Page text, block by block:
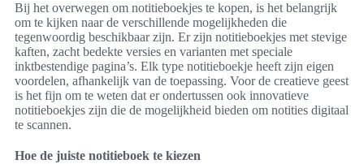
Bij het overwegen om notitieboekjes te kopen, is het belangrijk
om te kijken naar de verschillende mogelijkheden die
tegenwoordig beschikbaar zijn. Er zijn notitieboekjes met stevige
kaften, zacht bedekte versies en varianten met speciale
inktbestendige pagina’s. Elk type notitieboekje heeft zijn eigen
voordelen, afhankelijk van de toepassing. Voor de creatieve geest
is het fijn om te weten dat er ondertussen ook innovatieve
notitieboekjes zijn die de mogelijkheid bieden om notities digitaal
te scannen.
Hoe de juiste notitieboek te kiezen